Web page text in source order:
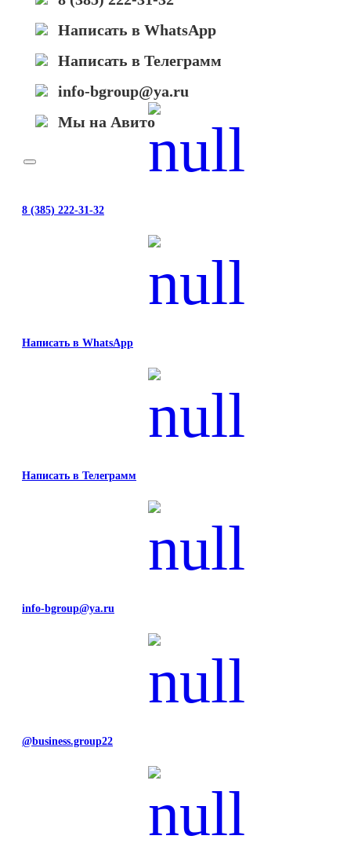
Написать в WhatsApp
Написать в Телеграмм
info-bgroup@ya.ru
Мы на Авито
8 (385) 222-31-32
Написать в WhatsApp
Написать в Телеграмм
info-bgroup@ya.ru
@business.group22